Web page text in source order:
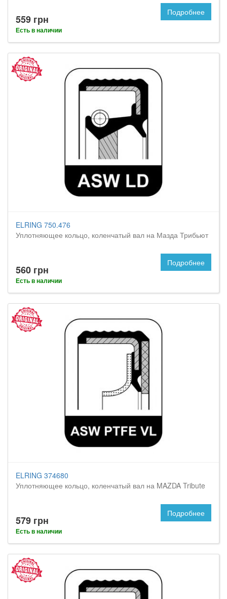
559 грн
Есть в наличии
Подробнее
ELRING 750.476
Уплотняющее кольцо, коленчатый вал на Мазда Трибьют
560 грн
Есть в наличии
Подробнее
ELRING 374680
Уплотняющее кольцо, коленчатый вал на MAZDA Tribute
579 грн
Есть в наличии
Подробнее